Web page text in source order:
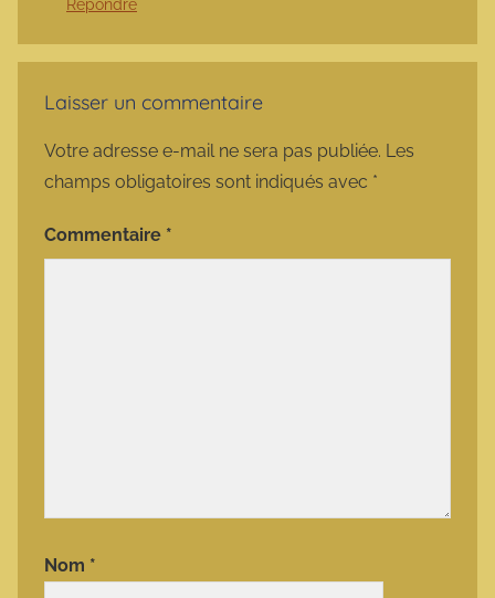
Répondre
Laisser un commentaire
Votre adresse e-mail ne sera pas publiée. Les
champs obligatoires sont indiqués avec *
Commentaire *
Nom *